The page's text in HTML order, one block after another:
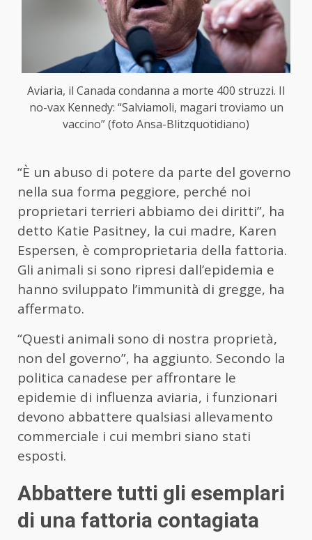
Aviaria, il Canada condanna a morte 400 struzzi. Il
no-vax Kennedy: “Salviamoli, magari troviamo un
vaccino” (foto Ansa-Blitzquotidiano)
“È un abuso di potere da parte del governo
nella sua forma peggiore, perché noi
proprietari terrieri abbiamo dei diritti”, ha
detto Katie Pasitney, la cui madre, Karen
Espersen, è comproprietaria della fattoria.
Gli animali si sono ripresi dall’epidemia e
hanno sviluppato l’immunità di gregge, ha
affermato.
“Questi animali sono di nostra proprietà,
non del governo”, ha aggiunto. Secondo la
politica canadese per affrontare le
epidemie di influenza aviaria, i funzionari
devono abbattere qualsiasi allevamento
commerciale i cui membri siano stati
esposti.
Abbattere tutti gli esemplari
di una fattoria contagiata